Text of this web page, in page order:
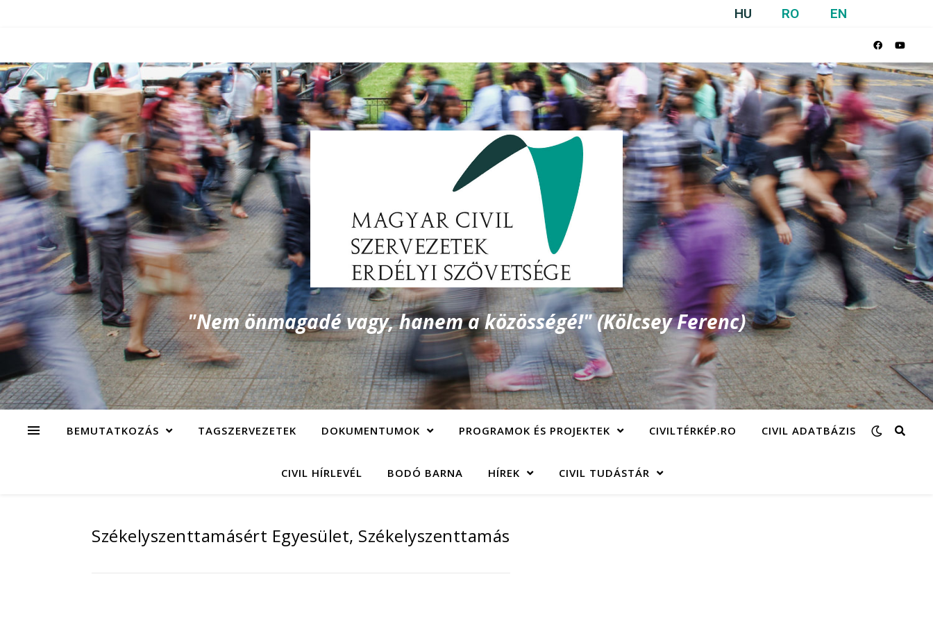
HU RO EN
"Nem önmagadé vagy, hanem a közösségé!" (Kölcsey Ferenc)
BEMUTATKOZÁS TAGSZERVEZETEK DOKUMENTUMOK PROGRAMOK ÉS PROJEKTEK CIVILTÉRKÉP.RO CIVIL ADATBÁZIS
CIVIL HÍRLEVÉL BODÓ BARNA HÍREK CIVIL TUDÁSTÁR
Székelyszenttamásért Egyesület, Székelyszenttamás